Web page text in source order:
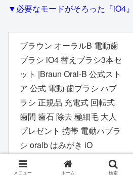
▼必要なモードがそろった『iO4』
ブラウン オーラルB 電動歯
ブラシ iO4 替えブラシ3本セ
ット |Braun Oral-B 公式スト
ア 公式 電動 歯ブラシ ハブ
ラシ 正規品 充電式 回転式
歯間 歯石 除去 極細毛 大人
プレゼント 携帯 電動ハブラ
シ oralb はみがき iO
楽天市場
メニュー ホーム 検索